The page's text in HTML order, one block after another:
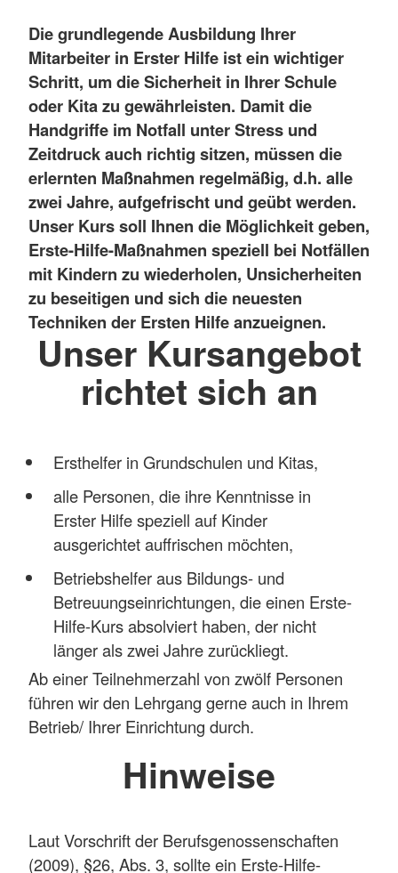
Die grundlegende Ausbildung Ihrer
Mitarbeiter in Erster Hilfe ist ein wichtiger
Schritt, um die Sicherheit in Ihrer Schule
oder Kita zu gewährleisten. Damit die
Handgriffe im Notfall unter Stress und
Zeitdruck auch richtig sitzen, müssen die
erlernten Maßnahmen regelmäßig, d.h. alle
zwei Jahre, aufgefrischt und geübt werden.
Unser Kurs soll Ihnen die Möglichkeit geben,
Erste-Hilfe-Maßnahmen speziell bei Notfällen
mit Kindern zu wiederholen, Unsicherheiten
zu beseitigen und sich die neuesten
Techniken der Ersten Hilfe anzueignen.
Unser Kursangebot
richtet sich an
Ersthelfer in Grundschulen und Kitas,
alle Personen, die ihre Kenntnisse in
Erster Hilfe speziell auf Kinder
ausgerichtet auffrischen möchten,
Betriebshelfer aus Bildungs- und
Betreuungseinrichtungen, die einen Erste-
Hilfe-Kurs absolviert haben, der nicht
länger als zwei Jahre zurückliegt.
Ab einer Teilnehmerzahl von zwölf Personen
führen wir den Lehrgang gerne auch in Ihrem
Betrieb/ Ihrer Einrichtung durch.
Hinweise
Laut Vorschrift der Berufsgenossenschaften
(2009), §26, Abs. 3, sollte ein Erste-Hilfe-